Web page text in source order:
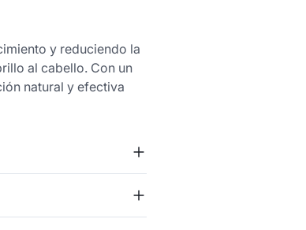
y reduciendo la
al cabello. Con un
natural y efectiva